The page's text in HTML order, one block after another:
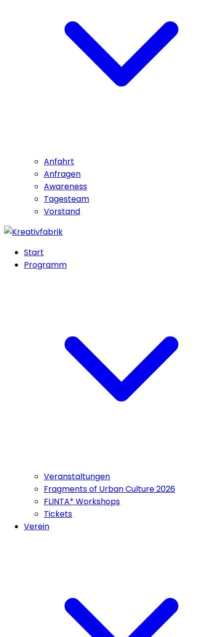
Anfahrt
Anfragen
Awareness
Tagesteam
Vorstand
Start
Programm
Veranstaltungen
Fragments of Urban Culture 2026
FLINTA* Workshops
Tickets
Verein